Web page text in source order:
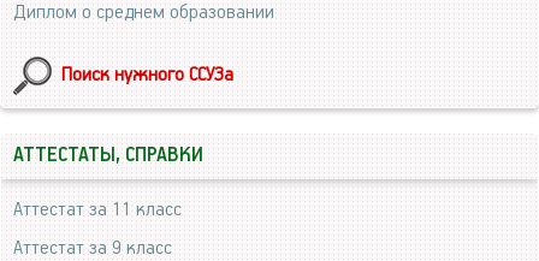
Диплом о среднем образовании
Поиск нужного ССУЗа
АТТЕСТАТЫ, СПРАВКИ
Аттестат за 11 класс
Аттестат за 9 класс